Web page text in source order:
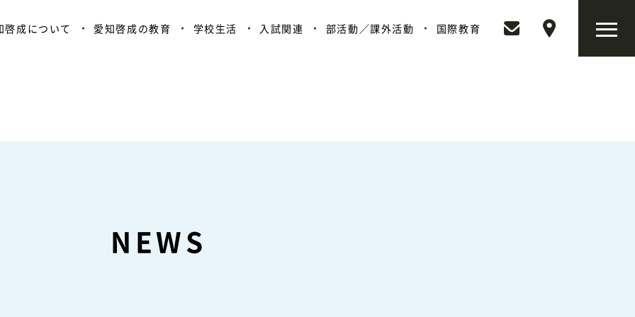
啓成について 愛知啓成の教育 学校生活 入試関連 部活動／課外活動 国際教育
NEWS